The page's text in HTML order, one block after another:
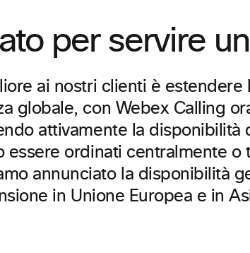
per servire
ai nostri clienti è
globale, con Webex Calling
attivamente la disponibilità
ordinati centralmente
annunciato la disponibilità
in Unione Europea e in